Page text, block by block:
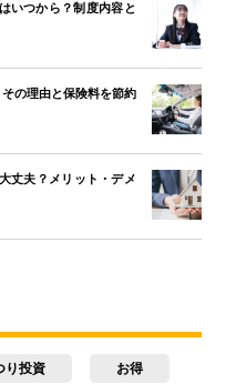
いつから？制度内容と
の理由と保険料を節約
丈夫？メリット・デメ
り投資 お得